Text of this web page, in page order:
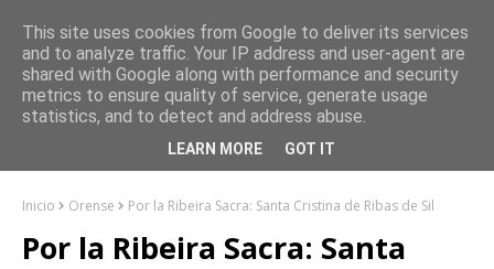
Inicio Orense Por la Ribeira Sacra: Santa Cristina de Ribas de Sil
Por la Ribeira Sacra: Santa
This site uses cookies from Google to deliver its services
and to analyze traffic. Your IP address and user-agent are
shared with Google along with performance and security
metrics to ensure quality of service, generate usage
statistics, and to detect and address abuse.
LEARN MORE GOT IT